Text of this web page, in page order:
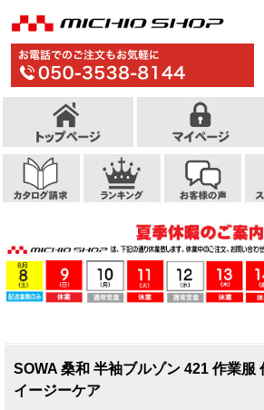
SOWA 桑和 半袖ブルゾン 421 作業服
イージーケア